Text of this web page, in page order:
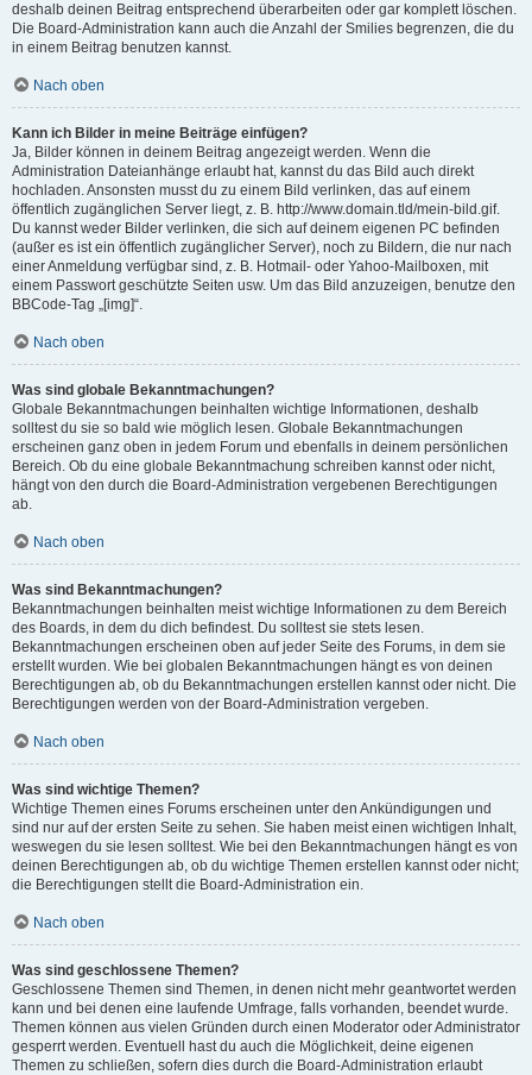
deshalb deinen Beitrag entsprechend überarbeiten oder gar komplett löschen.
Die Board-Administration kann auch die Anzahl der Smilies begrenzen, die du
in einem Beitrag benutzen kannst.
Nach oben
Kann ich Bilder in meine Beiträge einfügen?
Ja, Bilder können in deinem Beitrag angezeigt werden. Wenn die
Administration Dateianhänge erlaubt hat, kannst du das Bild auch direkt
hochladen. Ansonsten musst du zu einem Bild verlinken, das auf einem
öffentlich zugänglichen Server liegt, z. B. http://www.domain.tld/mein-bild.gif.
Du kannst weder Bilder verlinken, die sich auf deinem eigenen PC befinden
(außer es ist ein öffentlich zugänglicher Server), noch zu Bildern, die nur nach
einer Anmeldung verfügbar sind, z. B. Hotmail- oder Yahoo-Mailboxen, mit
einem Passwort geschützte Seiten usw. Um das Bild anzuzeigen, benutze den
BBCode-Tag „[img]“.
Nach oben
Was sind globale Bekanntmachungen?
Globale Bekanntmachungen beinhalten wichtige Informationen, deshalb
solltest du sie so bald wie möglich lesen. Globale Bekanntmachungen
erscheinen ganz oben in jedem Forum und ebenfalls in deinem persönlichen
Bereich. Ob du eine globale Bekanntmachung schreiben kannst oder nicht,
hängt von den durch die Board-Administration vergebenen Berechtigungen
ab.
Nach oben
Was sind Bekanntmachungen?
Bekanntmachungen beinhalten meist wichtige Informationen zu dem Bereich
des Boards, in dem du dich befindest. Du solltest sie stets lesen.
Bekanntmachungen erscheinen oben auf jeder Seite des Forums, in dem sie
erstellt wurden. Wie bei globalen Bekanntmachungen hängt es von deinen
Berechtigungen ab, ob du Bekanntmachungen erstellen kannst oder nicht. Die
Berechtigungen werden von der Board-Administration vergeben.
Nach oben
Was sind wichtige Themen?
Wichtige Themen eines Forums erscheinen unter den Ankündigungen und
sind nur auf der ersten Seite zu sehen. Sie haben meist einen wichtigen Inhalt,
weswegen du sie lesen solltest. Wie bei den Bekanntmachungen hängt es von
deinen Berechtigungen ab, ob du wichtige Themen erstellen kannst oder nicht;
die Berechtigungen stellt die Board-Administration ein.
Nach oben
Was sind geschlossene Themen?
Geschlossene Themen sind Themen, in denen nicht mehr geantwortet werden
kann und bei denen eine laufende Umfrage, falls vorhanden, beendet wurde.
Themen können aus vielen Gründen durch einen Moderator oder Administrator
gesperrt werden. Eventuell hast du auch die Möglichkeit, deine eigenen
Themen zu schließen, sofern dies durch die Board-Administration erlaubt